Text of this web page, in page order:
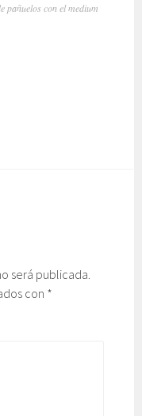
pañuelos con el medium
será publicada.
con *